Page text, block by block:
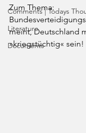
Comments | Todays
Literature
Documents
Zum Thema:
meint, Deutschland
»kriegstüchtig« sein!